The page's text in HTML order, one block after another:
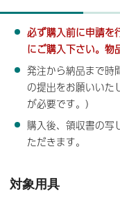
必ず購入前に申請を
にご購入下さい。物
発注から納品まで時
の提出をお願いいた
が必要です。）
購入後、領収書の写
ただきます。
対象用具